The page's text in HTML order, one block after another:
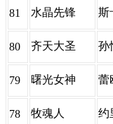
81 水晶先锋 斯
80 齐天大圣 孙
79 曙光女神 蕾
78 牧魂人 约